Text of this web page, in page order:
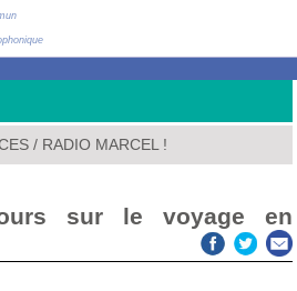
/ RADIO MARCEL !